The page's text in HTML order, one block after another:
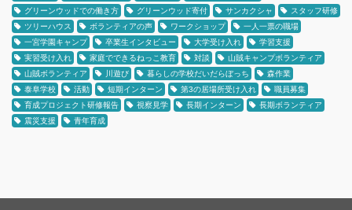
グリーンウッドでの働き方
グリーンウッド寄付 サンカクシャ
スタッフ研修
ツリーハウス
ボランティアの声 ワークショップ
一人一票の職場
一宮学園キャンプ
卒業生インタビュー 大学受け入れ
学習支援
実習受け入れ
家庭でできるねっこ教育 対談
山賊キャンプボランティア
山賊ボランティア
川遊び 暮らしの学校だいだらぼっち
森作業
泰阜学校
活動 短期インターン 第3の居場所受け入れ
職員募集
育成プロジェクト研修報告
視察見学 長期インターン
長期ボランティア
震災支援
青年育成